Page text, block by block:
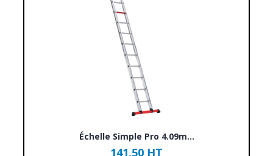
Échelle Simple Pro 4.09m...
141,50 HT